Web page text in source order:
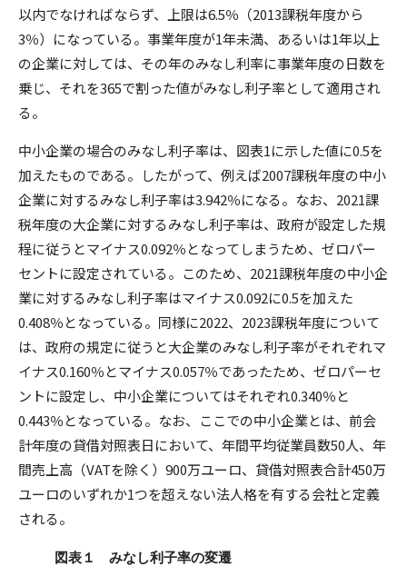
以内でなければならず、上限は6.5％（2013課税年度から
3％）になっている。事業年度が1年未満、あるいは1年以上
の企業に対しては、その年のみなし利率に事業年度の日数を
乗じ、それを365で割った値がみなし利子率として適用され
る。
中小企業の場合のみなし利子率は、図表1に示した値に0.5を
加えたものである。したがって、例えば2007課税年度の中小
企業に対するみなし利子率は3.942％になる。なお、2021課
税年度の大企業に対するみなし利子率は、政府が設定した規
程に従うとマイナス0.092％となってしまうため、ゼロパー
セントに設定されている。このため、2021課税年度の中小企
業に対するみなし利子率はマイナス0.092に0.5を加えた
0.408％となっている。同様に2022、2023課税年度について
は、政府の規定に従うと大企業のみなし利子率がそれぞれマ
イナス0.160％とマイナス0.057％であったため、ゼロパーセ
ントに設定し、中小企業についてはそれぞれ0.340％と
0.443％となっている。なお、ここでの中小企業とは、前会
計年度の貸借対照表日において、年間平均従業員数50人、年
間売上高（VATを除く）900万ユーロ、貸借対照表合計450万
ユーロのいずれか1つを超えない法人格を有する会社と定義
される。
図表１ みなし利子率の変遷